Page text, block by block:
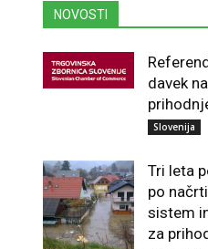
NOVOSTI
davek
Slovenija
Tri leta
po
sistem
za